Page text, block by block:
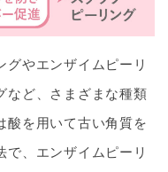
グやエンザイムピーリ
など、さまざまな種類
酸を用いて古い角質を
、エンザイムピーリ